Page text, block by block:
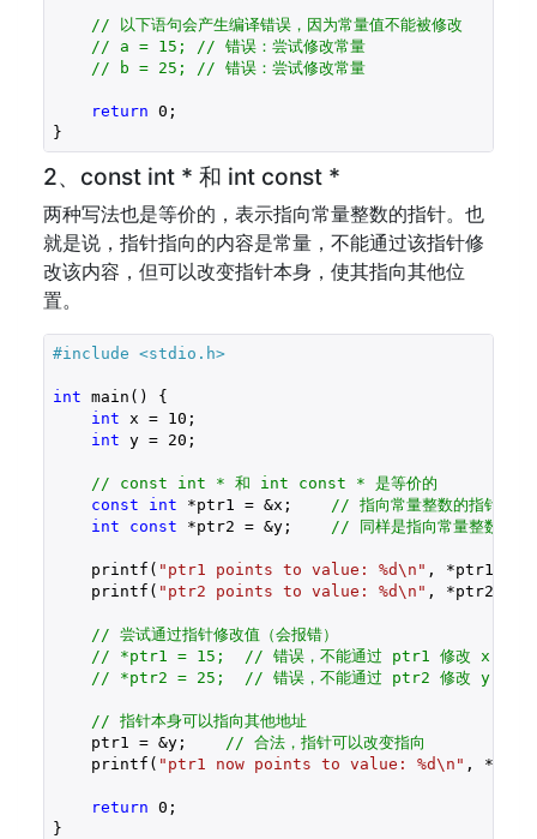
// 以下语句会产生编译错误，因为常量值不能被修改
// a = 15; // 错误：尝试修改常量
// b = 25; // 错误：尝试修改常量
return 0 ;
}
2、const int * 和 int const *
两种写法也是等价的，表示指向常量整数的指针。也
就是说，指针指向的内容是常量，不能通过该指针修
改该内容，但可以改变指针本身，使其指向其他位
置。
#include <stdio.h>
int main() {
int x = 10 ;
int y = 20 ;
// const int * 和 int const * 是等价的
const
int *ptr1 = &x;
// 指向常量整数的指针
int
const *ptr2 = &y; // 同样是指向常量整数的指
    printf(
"ptr1 points to value: %d\n" , *ptr1);
    printf(
"ptr2 points to value: %d\n" , *ptr2);
// 尝试通过指针修改值（会报错）
// *ptr1 = 15;  // 错误，不能通过 ptr1 修改 x 的值
// *ptr2 = 25;  // 错误，不能通过 ptr2 修改 y 的值
// 指针本身可以指向其他地址
    ptr1 = &y;
// 合法，指针可以改变指向
    printf(
"ptr1 now points to value: %d\n" ,
return 0 ;
}